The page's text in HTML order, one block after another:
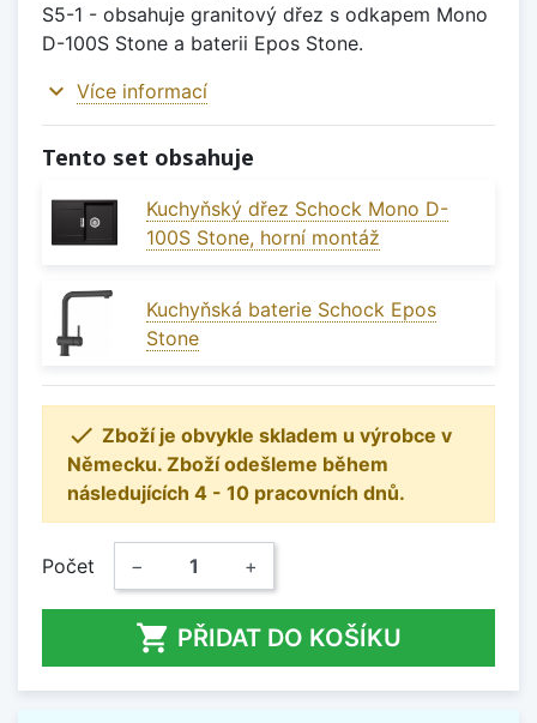
S5-1 - obsahuje granitový dřez s odkapem Mono
D-100S Stone a baterii Epos Stone.
expand_more Více informací
Tento set obsahuje
Kuchyňský dřez Schock Mono D-
100S Stone, horní montáž
Kuchyňská baterie Schock Epos
Stone
 Zboží je obvykle skladem u výrobce v
Německu. Zboží odešleme během
následujících 4 - 10 pracovních dnů.
Počet − +
 PŘIDAT DO KOŠÍKU